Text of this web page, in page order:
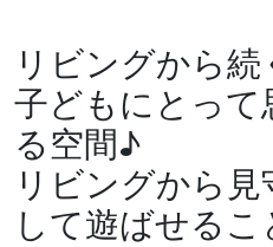
リビングから
子どもにとっ
る空間♪
リビングから
して遊ばせる